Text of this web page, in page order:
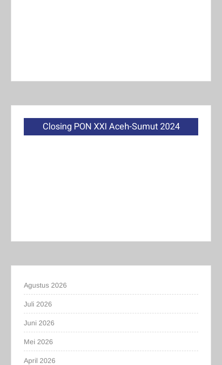
Closing PON XXI Aceh-Sumut 2024
Agustus 2026
Juli 2026
Juni 2026
Mei 2026
April 2026